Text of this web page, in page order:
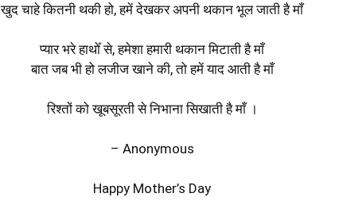
खुद चाहे कितनी थकी हो, हमें देखकर अपनी थकान भूल जाती है माँ
प्यार भरे हाथोँ से, हमेशा हमारी थकान मिटाती है माँ
बात जब भी हो लजीज खाने की, तो हमें याद आती है माँ
रिश्तों को खूबसूरती से निभाना सिखाती है माँ ।
– Anonymous
Happy Mother’s Day